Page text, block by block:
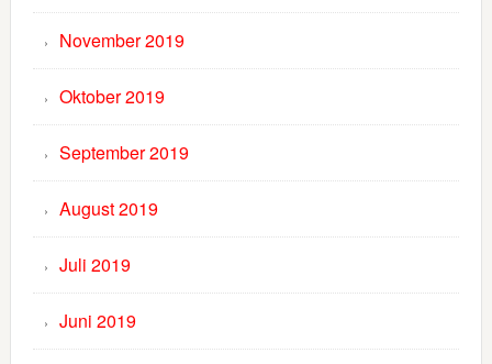
November 2019
Oktober 2019
September 2019
August 2019
Juli 2019
Juni 2019